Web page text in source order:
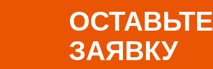
ОСТАВЬТЕ
ЗАЯВКУ